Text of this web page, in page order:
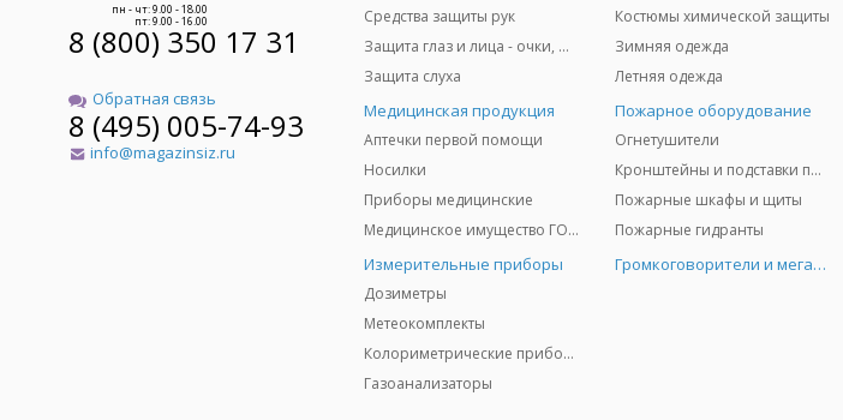
пн - чт: 9.00 - 18.00
пт: 9.00 - 16.00
8 (800) 350 17 31
Обратная связь
8 (495) 005-74-93
info@magazinsiz.ru
Средства защиты рук
Защита глаз и лица - очки, щитки
Защита слуха
Костюмы химической защиты
Зимняя одежда
Летняя одежда
Медицинская продукция
Аптечки первой помощи
Носилки
Приборы медицинские
Медицинское имущество ГО и ЧС
Пожарное оборудование
Огнетушители
Кронштейны и подставки под огнетушители
Пожарные шкафы и щиты
Пожарные гидранты
Измерительные приборы
Дозиметры
Метеокомплекты
Колориметрические приборы
Газоанализаторы
Громкоговорители и мегафоны